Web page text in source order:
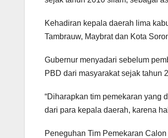
Kehadiran kepala daerah lima
Tambrauw, Maybrat dan Kota
Gubernur menyadari sebelum
PBD dari masyarakat sejak tahun
“Diharapkan tim pemekaran yang
dari para kepala daerah, karena
Peneguhan Tim Pemekaran